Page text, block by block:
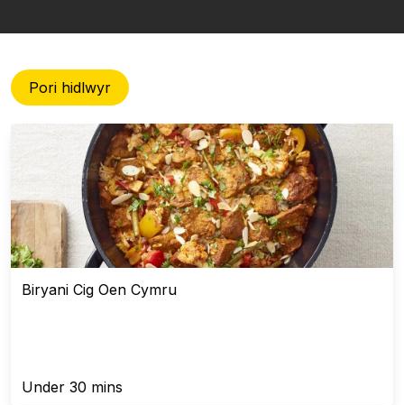
Pori hidlwyr
Biryani Cig Oen Cymru
Under 30 mins